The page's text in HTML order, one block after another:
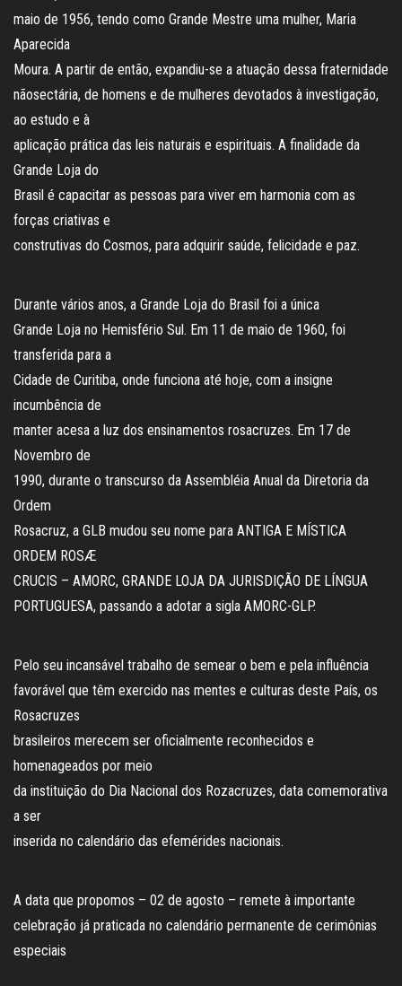
maio de 1956, tendo como Grande Mestre uma mulher, Maria
Aparecida
Moura. A partir de então, expandiu-se a atuação dessa fraternidade
nãosectária, de homens e de mulheres devotados à investigação,
ao estudo e à
aplicação prática das leis naturais e espirituais. A finalidade da
Grande Loja do
Brasil é capacitar as pessoas para viver em harmonia com as
forças criativas e
construtivas do Cosmos, para adquirir saúde, felicidade e paz.
Durante vários anos, a Grande Loja do Brasil foi a única
Grande Loja no Hemisfério Sul. Em 11 de maio de 1960, foi
transferida para a
Cidade de Curitiba, onde funciona até hoje, com a insigne
incumbência de
manter acesa a luz dos ensinamentos rosacruzes. Em 17 de
Novembro de
1990, durante o transcurso da Assembléia Anual da Diretoria da
Ordem
Rosacruz, a GLB mudou seu nome para ANTIGA E MÍSTICA
ORDEM ROSÆ
CRUCIS – AMORC, GRANDE LOJA DA JURISDIÇÃO DE LÍNGUA
PORTUGUESA, passando a adotar a sigla AMORC-GLP.
Pelo seu incansável trabalho de semear o bem e pela influência
favorável que têm exercido nas mentes e culturas deste País, os
Rosacruzes
brasileiros merecem ser oficialmente reconhecidos e
homenageados por meio
da instituição do Dia Nacional dos Rozacruzes, data comemorativa
a ser
inserida no calendário das efemérides nacionais.
A data que propomos – 02 de agosto – remete à importante
celebração já praticada no calendário permanente de cerimônias
especiais